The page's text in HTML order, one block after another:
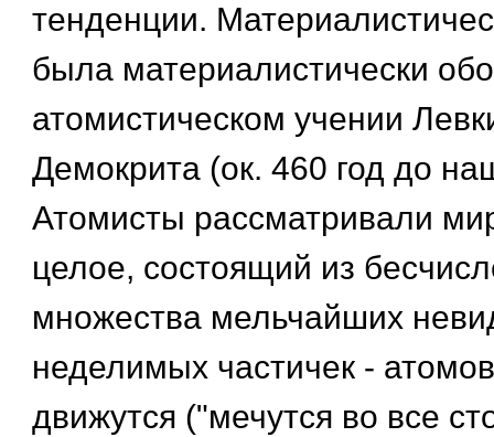
тенденции.
была материалистически
атомистическом учении
Демокрита (ок. 460 год до
Атомисты рассматривали
целое, состоящий из
множества мельчайших
неделимых частичек -
движутся ("мечутся во все